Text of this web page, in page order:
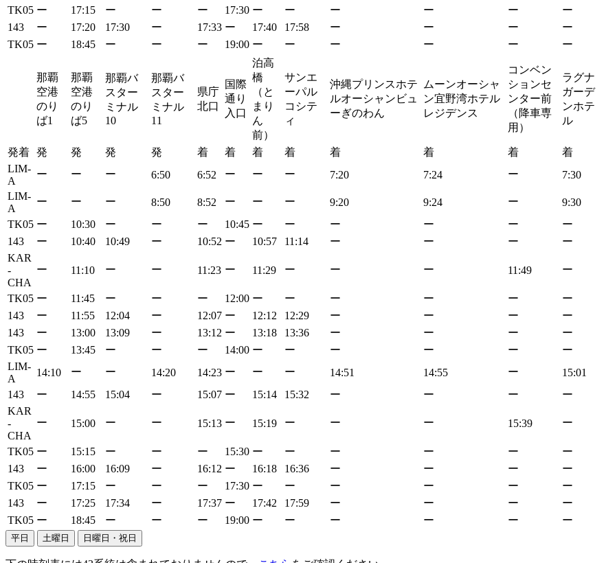
TK05 ー 17:15 ー ー ー 17:30 ー ー ー ー ー ー
143
ー 17:20 17:30 ー 17:33 ー 17:40 17:58 ー ー ー ー
TK05 ー 18:45 ー ー ー 19:00 ー ー ー ー ー ー
那覇
空港
のり
ば1
那覇
空港
のり
ば5
那覇バ
スター
ミナル
10
那覇バ
スター
ミナル
11
県庁
北口
国際
通り
入口
泊高
橋
（と
まり
ん
前）
サンエ
ーパル
コシテ
ィ
沖縄プリンスホテ
ルオーシャンビュ
ーぎのわん
ムーンオーシャ
ン宜野湾ホテル
レジデンス
コンベン
ションセ
ンター前
（降車専
用）
ラグナ
ガーデ
ンホテ
ル
発着 発 発 発 発 着 着 着 着 着 着 着 着
LIM-
A
ー ー ー 6:50 6:52 ー ー ー 7:20 7:24 ー 7:30
LIM-
A
ー ー ー 8:50 8:52 ー ー ー 9:20 9:24 ー 9:30
TK05 ー 10:30 ー ー ー 10:45 ー ー ー ー ー ー
143
ー 10:40 10:49 ー 10:52 ー 10:57 11:14 ー ー ー ー
KAR
-
CHA
ー 11:10 ー ー 11:23 ー 11:29 ー ー ー 11:49 ー
TK05 ー 11:45 ー ー ー 12:00 ー ー ー ー ー ー
143
ー 11:55 12:04 ー 12:07 ー 12:12 12:29 ー ー ー ー
143
ー 13:00 13:09 ー 13:12 ー 13:18 13:36 ー ー ー ー
TK05 ー 13:45 ー ー ー 14:00 ー ー ー ー ー ー
LIM-
A
14:10 ー ー 14:20 14:23 ー ー ー 14:51 14:55 ー 15:01
143
ー 14:55 15:04 ー 15:07 ー 15:14 15:32 ー ー ー ー
KAR
-
CHA
ー 15:00 ー ー 15:13 ー 15:19 ー ー ー 15:39 ー
TK05 ー 15:15 ー ー ー 15:30 ー ー ー ー ー ー
143
ー 16:00 16:09 ー 16:12 ー 16:18 16:36 ー ー ー ー
TK05 ー 17:15 ー ー ー 17:30 ー ー ー ー ー ー
143
ー 17:25 17:34 ー 17:37 ー 17:42 17:59 ー ー ー ー
TK05 ー 18:45 ー ー ー 19:00 ー ー ー ー ー ー
平日 土曜日 日曜日・祝日